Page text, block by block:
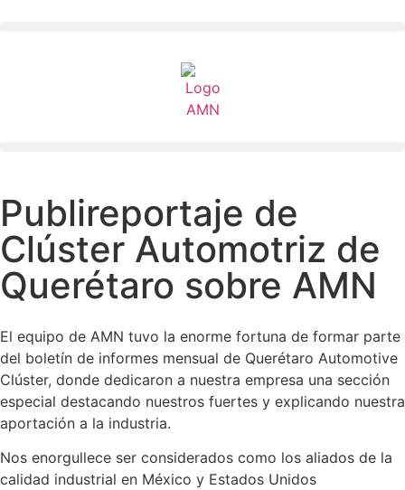
Publireportaje de
Clúster Automotriz de
Querétaro sobre AMN
El equipo de AMN tuvo la enorme fortuna de formar parte
del boletín de informes mensual de Querétaro Automotive
Clúster, donde dedicaron a nuestra empresa una sección
especial destacando nuestros fuertes y explicando nuestra
aportación a la industria.
Nos enorgullece ser considerados como los aliados de la
calidad industrial en México y Estados Unidos